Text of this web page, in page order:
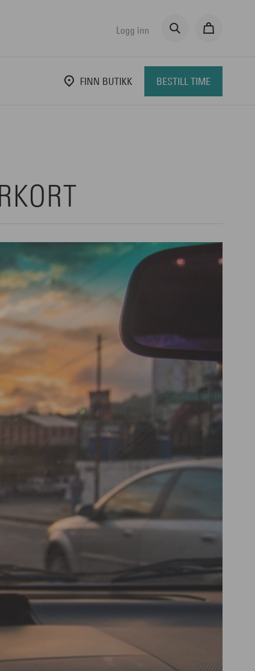
Logg inn
FINN BUTIKK BESTILL TIME